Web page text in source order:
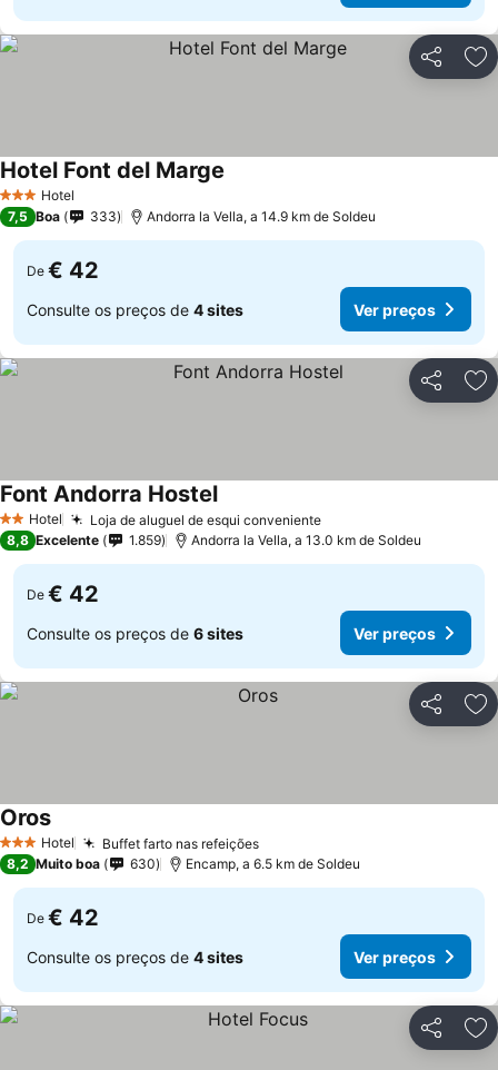
Partilhar
3 EstrelasHotel
Hotel Font del Marge
7,5 Boa 333 Andorra la Vella, a 14.9 km de Soldeu
De € 42
Consulte os preços de 4 sites Ver preços
Partilhar
2 Estrelas
Hotel Loja de aluguel de esqui convenienteVer preços
Font Andorra HostelVer preços
8,8 Excelente 1.859 Andorra la Vella, a 13.0 km de Soldeu
De € 42
Consulte os preços de 6 sites Ver preços
Partilhar
3 EstrelasHotel Buffet farto nas refeiçõesVer preços
OrosVer preços
8,2 Muito boa 630 Encamp, a 6.5 km de Soldeu
De € 42
Consulte os preços de 4 sites Ver preços
Partilhar